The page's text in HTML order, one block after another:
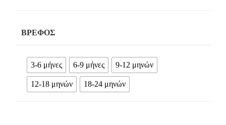
ΒΡΈΦΟΣ
3-6 μήνες 6-9 μήνες 9-12 μηνών
12-18 μηνών 18-24 μηνών